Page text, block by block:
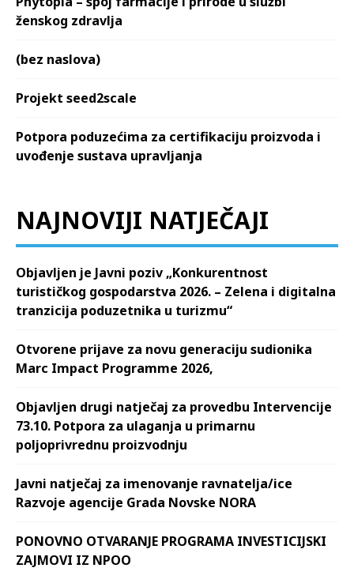
ženskog zdravlja
(bez naslova)
Projekt seed2scale
Potpora poduzećima za certifikaciju proizvoda i
uvođenje sustava upravljanja
NAJNOVIJI NATJEČAJI
Objavljen je Javni poziv „Konkurentnost
turističkog gospodarstva 2026. – Zelena i digitalna
tranzicija poduzetnika u turizmu“
Otvorene prijave za novu generaciju sudionika
Marc Impact Programme 2026,
Objavljen drugi natječaj za provedbu Intervencije
73.10. Potpora za ulaganja u primarnu
poljoprivrednu proizvodnju
Javni natječaj za imenovanje ravnatelja/ice
Razvoje agencije Grada Novske NORA
PONOVNO OTVARANJE PROGRAMA INVESTICIJSKI
ZAJMOVI IZ NPOO